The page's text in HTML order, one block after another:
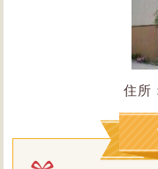
住所